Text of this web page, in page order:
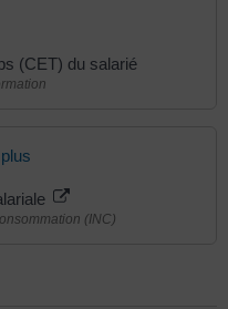
(CET) du salarié
(INC)